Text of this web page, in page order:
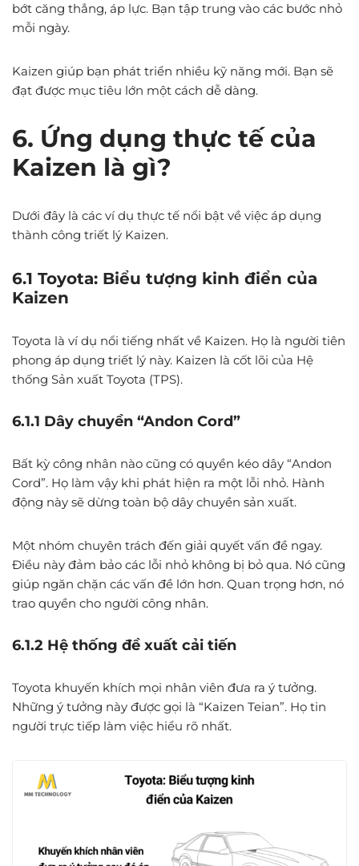
bớt căng thẳng, áp lực. Bạn tập trung vào các bước nhỏ
mỗi ngày.
Kaizen giúp bạn phát triển nhiều kỹ năng mới. Bạn sẽ
đạt được mục tiêu lớn một cách dễ dàng.
6. Ứng dụng thực tế của
Kaizen là gì?
Dưới đây là các ví dụ thực tế nổi bật về việc áp dụng
thành công triết lý Kaizen.
6.1 Toyota: Biểu tượng kinh điển của
Kaizen
Toyota là ví dụ nổi tiếng nhất về Kaizen. Họ là người tiên
phong áp dụng triết lý này. Kaizen là cốt lõi của Hệ
thống Sản xuất Toyota (TPS).
6.1.1 Dây chuyền “Andon Cord”
Bất kỳ công nhân nào cũng có quyền kéo dây “Andon
Cord”. Họ làm vậy khi phát hiện ra một lỗi nhỏ. Hành
động này sẽ dừng toàn bộ dây chuyền sản xuất.
Một nhóm chuyên trách đến giải quyết vấn đề ngay.
Điều này đảm bảo các lỗi nhỏ không bị bỏ qua. Nó cũng
giúp ngăn chặn các vấn đề lớn hơn. Quan trọng hơn, nó
trao quyền cho người công nhân.
6.1.2 Hệ thống đề xuất cải tiến
Toyota khuyến khích mọi nhân viên đưa ra ý tưởng.
Những ý tưởng này được gọi là “Kaizen Teian”. Họ tin
người trực tiếp làm việc hiểu rõ nhất.